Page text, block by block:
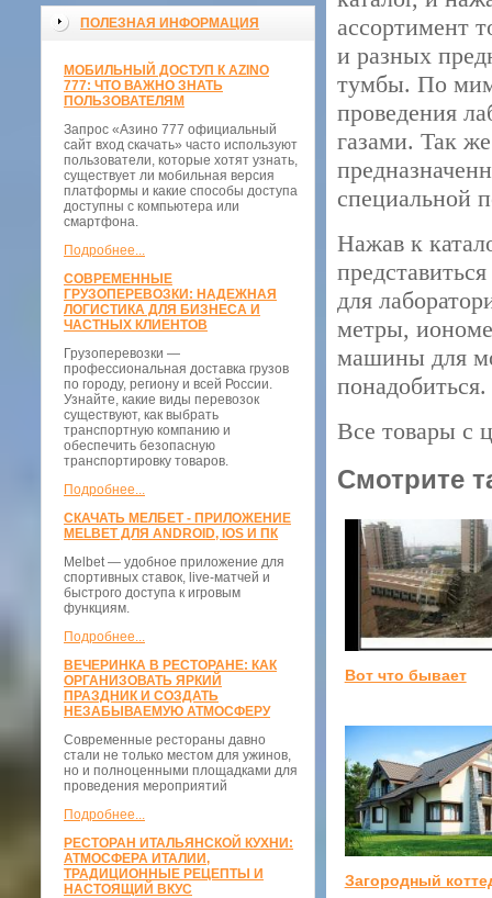
ПОЛЕЗНАЯ ИНФОРМАЦИЯ
МОБИЛЬНЫЙ ДОСТУП К AZINO
777: ЧТО ВАЖНО ЗНАТЬ
ПОЛЬЗОВАТЕЛЯМ
Запрос «Азино 777 официальный
сайт вход скачать» часто используют
пользователи, которые хотят узнать,
существует ли мобильная версия
платформы и какие способы доступа
доступны с компьютера или
смартфона.
Подробнее...
СОВРЕМЕННЫЕ
ГРУЗОПЕРЕВОЗКИ: НАДЕЖНАЯ
ЛОГИСТИКА ДЛЯ БИЗНЕСА И
ЧАСТНЫХ КЛИЕНТОВ
Грузоперевозки —
профессиональная доставка грузов
по городу, региону и всей России.
Узнайте, какие виды перевозок
существуют, как выбрать
транспортную компанию и
обеспечить безопасную
транспортировку товаров.
Подробнее...
СКАЧАТЬ МЕЛБЕТ - ПРИЛОЖЕНИЕ
MELBET ДЛЯ ANDROID, IOS И ПК
Melbet — удобное приложение для
спортивных ставок, live-матчей и
быстрого доступа к игровым
функциям.
Подробнее...
ВЕЧЕРИНКА В РЕСТОРАНЕ: КАК
ОРГАНИЗОВАТЬ ЯРКИЙ
ПРАЗДНИК И СОЗДАТЬ
НЕЗАБЫВАЕМУЮ АТМОСФЕРУ
Современные рестораны давно
стали не только местом для ужинов,
но и полноценными площадками для
проведения мероприятий
Подробнее...
РЕСТОРАН ИТАЛЬЯНСКОЙ КУХНИ:
АТМОСФЕРА ИТАЛИИ,
ТРАДИЦИОННЫЕ РЕЦЕПТЫ И
НАСТОЯЩИЙ ВКУС
ассортимент
и разных
тумбы. По
проведения
газами. Так
специальной
Нажав к
для
метры,
машины для
понадобиться.
Все товары с
Смотрите
Вот что бывает
Загородный